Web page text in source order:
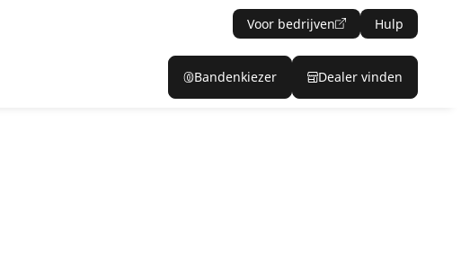
Voor bedrijven Hulp
Bandenkiezer Dealer vinden